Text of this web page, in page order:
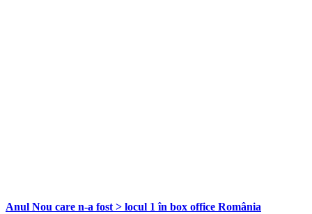
Anul Nou care n-a fost > locul 1 în box office România